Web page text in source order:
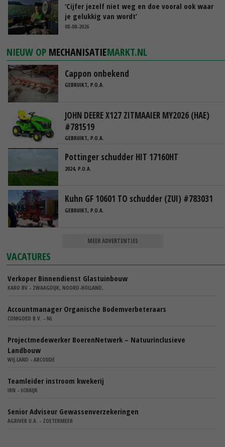
‘Cijfer jezelf niet weg en doe vooral ook waar
je gelukkig van wordt’
08-08-2026
NIEUW OP MECHANISATIEMARKT.NL
Cappon onbekend
GEBRUIKT, P.O.A.
JOHN DEERE X127 ZITMAAIER MY2026 (HAE)
#781519
GEBRUIKT, P.O.A.
Pottinger schudder HIT 17160HT
2024, P.O.A.
Kuhn GF 10601 TO schudder (ZUI) #783031
GEBRUIKT, P.O.A.
MEER ADVERTENTIES
VACATURES
Verkoper Binnendienst Glastuinbouw
KARO BV - ZWAAGDIJK, NOORD-HOLLAND,
Accountmanager Organische Bodemverbeteraars
COMGOED B.V. - NL
Projectmedewerker BoerenNetwerk – Natuurinclusieve
Landbouw
WIJ.LAND - ABCOUDE
Teamleider instroom kwekerij
IBN - SCHAIJK
Senior Adviseur Gewassenverzekeringen
AGRIVER U.A. - ZOETERMEER